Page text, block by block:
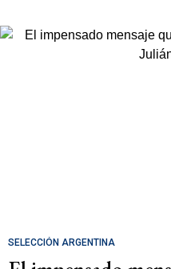
SELECCIÓN ARGENTINA